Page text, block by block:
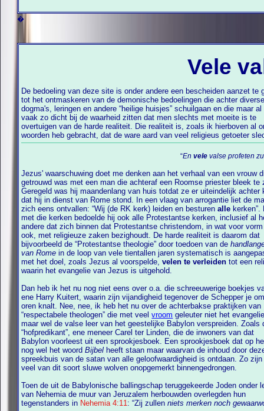
�
Vele
De bedoeling van deze site is onder andere een bescheiden aanzet te
tot het ontmaskeren van de demonische bedoelingen die achter
dogma's, leringen en andere “heilige huisjes” schuilgaan en die maar al
vaak zo dicht bij de waarheid zitten dat men slechts met moeite is te
overtuigen van de harde realiteit. Die realiteit is, zoals ik hierboven al
woorden heb gebracht, dat de ware aard van veel religieus getoeter
“Envele valse profeten
Jezus' waarschuwing doet me denken aan het verhaal van een vrouw
getrouwd was met een man die achteraf een Roomse priester bleek te zijn.
Geregeld was hij maandenlang van huis totdat ze er uiteindelijk achter
dat hij in dienst van Rome stond. In een vlaag van arrogantie liet de man
zich eens ontvallen: “Wij (de RK kerk) leiden en besturenalle kerken”.
met die kerken bedoelde hij ook alle Protestantse kerken, inclusief al
andere dat zich binnen dat Protestantse christendom, in wat voor vorm dan
ook, met religieuze zaken bezighoudt. De harde realiteit is daarom dat
bijvoorbeeld de “Protestantse theologie” door toedoen van de
van Rome in de loop van vele tientallen jaren systematisch is aangepast
met het doel, zoals Jezus al voorspelde,velen te verleiden tot een religie
waarin het evangelie van Jezus is uitgehold.
Dan heb ik het nu nog niet eens over o.a. die schreeuwerige boekjes
ene Harry Kuitert, waarin zijn vijandigheid tegenover de Schepper je om de
oren knalt. Nee, nee, ik heb het nu over de achterbakse praktijken van
“respectabele theologen” die met veelvroom geleuter niet het
maar wel de valse leer van het geestelijke Babylon verspreiden. Zoals de
“hofpredikant”, ene meneer Carel ter Linden, die de inwoners van dat
Babylon voorleest uit een sprookjesboek. Een sprookjesboek dat op het kaft
nog wel het woordBijbel heeft staan maar waarvan de inhoud door
spreekbuis van de satan van alle geloofwaardigheid is ontdaan. Zo zijn er
veel van dit soort sluwe wolven onopgemerkt binnengedrongen.
Toen de uit de Babylonische ballingschap teruggekeerde Joden onder
van Nehemia de muur van Jeruzalem herbouwden overlegden hun
tegenstanders in Nehemia 4:11: “Zij zullenniets merken noch